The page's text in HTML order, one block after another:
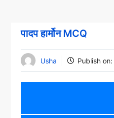
पादप हार्मोन MCQ
Usha Publish on: